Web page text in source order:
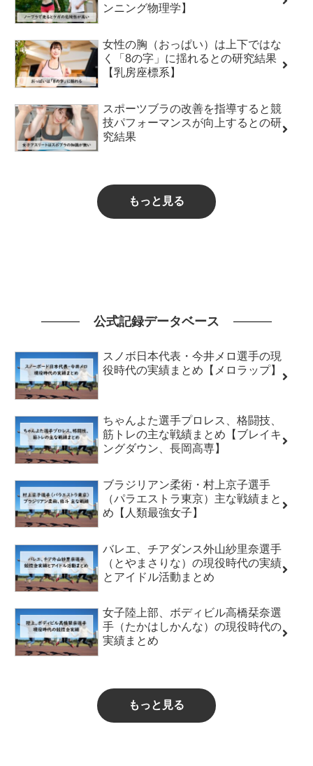
ンニング物理学】
女性の胸（おっぱい）は上下ではな
く「8の字」に揺れるとの研究結果
【乳房座標系】
スポーツブラの改善を指導すると競
技パフォーマンスが向上するとの研
究結果
もっと見る
公式記録データベース
スノボ日本代表・今井メロ選手の現
役時代の実績まとめ【メロラップ】
ちゃんよた選手プロレス、格闘技、
筋トレの主な戦績まとめ【ブレイキ
ングダウン、長岡高専】
ブラジリアン柔術・村上京子選手
（パラエストラ東京）主な戦績まと
め【人類最強女子】
バレエ、チアダンス外山紗里奈選手
（とやまさりな）の現役時代の実績
とアイドル活動まとめ
女子陸上部、ボディビル高橋栞奈選
手（たかはしかんな）の現役時代の
実績まとめ
もっと見る